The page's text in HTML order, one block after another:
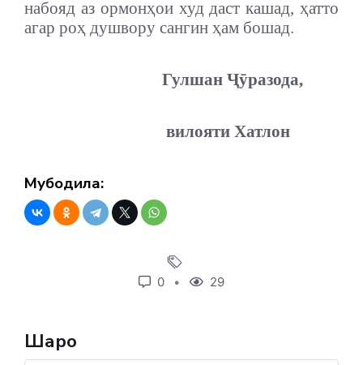
набояд аз ормонҳои худ даст кашад, ҳатто
агар роҳ душвору сангин ҳам бошад.
Гулшан Ҷӯразода,
вилояти Хатлон
Мубодила:
0 29
Шарҳҳо